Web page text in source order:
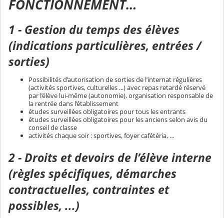
FONCTIONNEMENT…
1 - Gestion du temps des élèves
(indications particulières, entrées /
sorties)
Possibilités d’autorisation de sorties de l’internat régulières
(activités sportives, culturelles ...) avec repas retardé réservé
par l’élève lui-même (autonomie), organisation responsable de
la rentrée dans l’établissement
études surveillées obligatoires pour tous les entrants
études surveillées obligatoires pour les anciens selon avis du
conseil de classe
activités chaque soir : sportives, foyer cafétéria, …
2 - Droits et devoirs de l’élève interne
(règles spécifiques, démarches
contractuelles, contraintes et
possibles, ...)